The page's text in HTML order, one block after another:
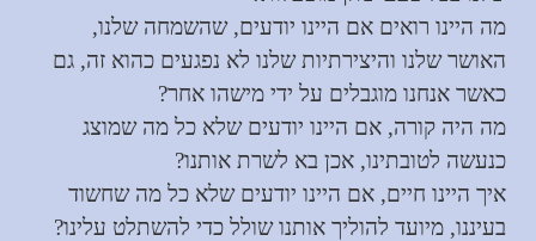
מה היינו רואים אם היינו יודעים, שהשמחה שלנו,
האושר שלנו והיצירתיות שלנו לא נפגעים כהוא זה, גם
כאשר אנחנו מוגבלים על ידי מישהו אחר?
מה היה קורה, אם היינו יודעים שלא כל מה שמוצג
כנעשה לטובתינו, אכן בא לשרת אותנו?
איך היינו חיים, אם היינו יודעים שלא כל מה שחשוד
בעיננו, מיועד להוליך אותנו שולל כדי להשתלט עלינו?